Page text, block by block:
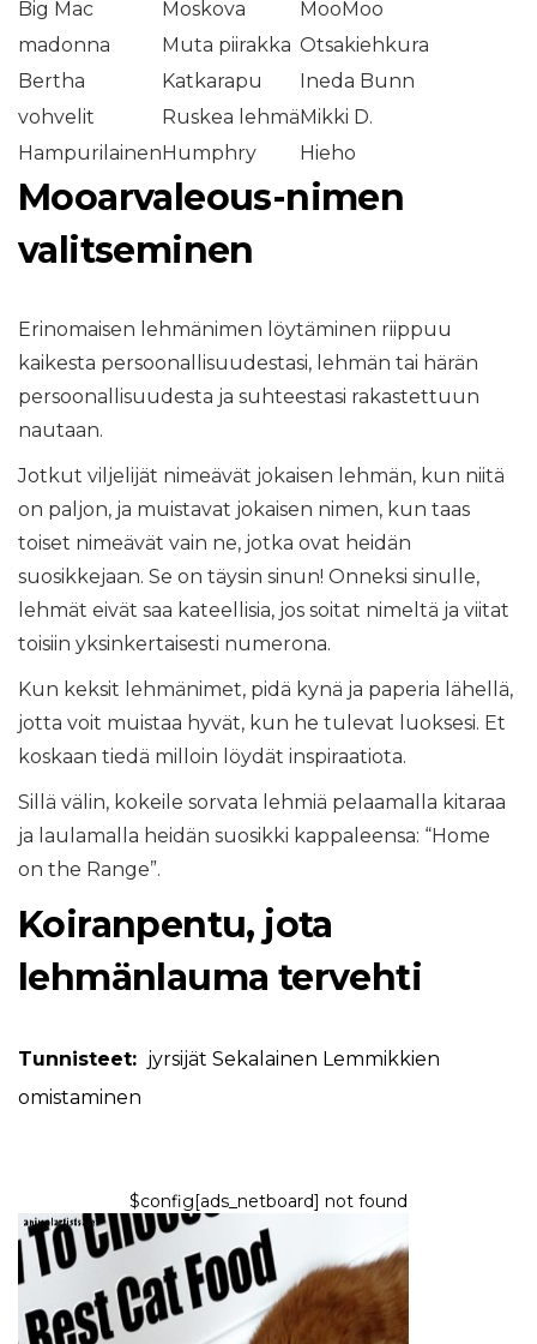
Big Mac Moskova
MooMoo
madonna
Muta piirakka Otsakiehkura
Bertha
Katkarapu
Ineda Bunn
vohvelit
Ruskea lehmäMikki D.
HampurilainenHumphry Hieho
Mooarvaleous-nimen
valitseminen
Erinomaisen lehmänimen löytäminen riippuu
kaikesta persoonallisuudestasi, lehmän tai härän
persoonallisuudesta ja suhteestasi rakastettuun
nautaan.
Jotkut viljelijät nimeävät jokaisen lehmän, kun niitä
on paljon, ja muistavat jokaisen nimen, kun taas
toiset nimeävät vain ne, jotka ovat heidän
suosikkejaan. Se on täysin sinun! Onneksi sinulle,
lehmät eivät saa kateellisia, jos soitat nimeltä ja viitat
toisiin yksinkertaisesti numerona.
Kun keksit lehmänimet, pidä kynä ja paperia lähellä,
jotta voit muistaa hyvät, kun he tulevat luoksesi. Et
koskaan tiedä milloin löydät inspiraatiota.
Sillä välin, kokeile sorvata lehmiä pelaamalla kitaraa
ja laulamalla heidän suosikki kappaleensa: “Home
on the Range”.
Koiranpentu, jota
lehmänlauma tervehti
Tunnisteet: jyrsijät Sekalainen Lemmikkien
omistaminen
$config[ads_netboard] not found